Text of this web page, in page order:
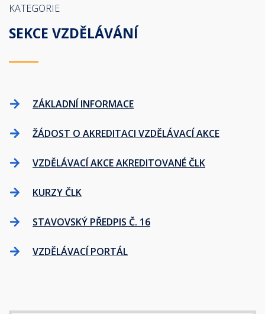
KATEGORIE
SEKCE VZDĚLÁVÁNÍ
ZÁKLADNÍ INFORMACE
ŽÁDOST O AKREDITACI VZDĚLÁVACÍ AKCE
VZDĚLÁVACÍ AKCE AKREDITOVANÉ ČLK
KURZY ČLK
STAVOVSKÝ PŘEDPIS Č. 16
VZDĚLÁVACÍ PORTÁL